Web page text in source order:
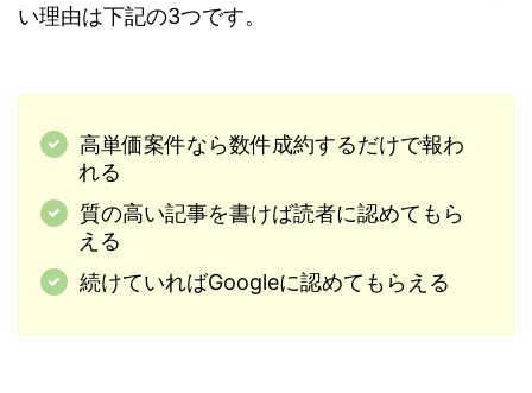
い理由は下記の3つです。
高単価案件なら数件成約するだけで報わ
れる
質の高い記事を書けば読者に認めてもら
える
続けていればGoogleに認めてもらえる